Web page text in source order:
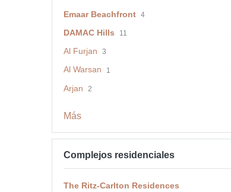
Emaar Beachfront 4
DAMAC Hills 11
Al Furjan 3
Al Warsan 1
Arjan 2
Más
Complejos residenciales
The Ritz-Carlton Residences